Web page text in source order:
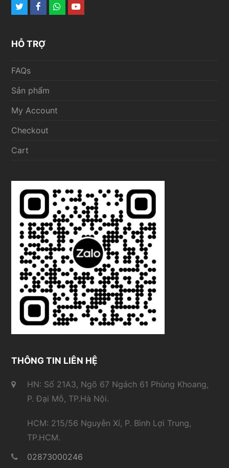
TwitterFacebook
Whatsapp
Youtube
HỖ TRỢ
FAQs
Sản phẩm
My Account
Checkout
Cart
THÔNG TIN LIÊN HỆ
HN: Số 21A3, Ngõ 67 Ngách 61 Phùng Khoang,
P. Đại Mỗ, TP.Hà Nội.
HCM: 215/56 Nguyễn Xí, P. Bình Lợi Trung,
TP.HCM.
02873000246